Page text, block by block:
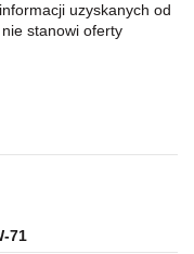
uzyskanych od
stanowi oferty
71